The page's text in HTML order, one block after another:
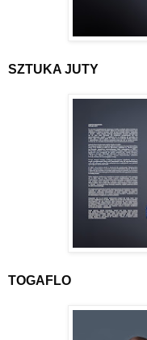
SZTUKA JUTY
TOGAFLO